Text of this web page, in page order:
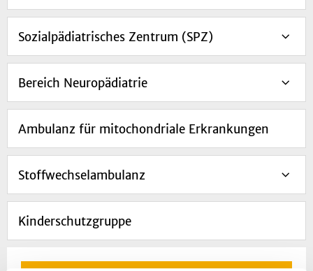
Sozialpädiatrisches Zentrum (SPZ)
Bereich Neuropädiatrie
Ambulanz für mitochondriale Erkrankungen
Stoffwechselambulanz
Kinderschutzgruppe